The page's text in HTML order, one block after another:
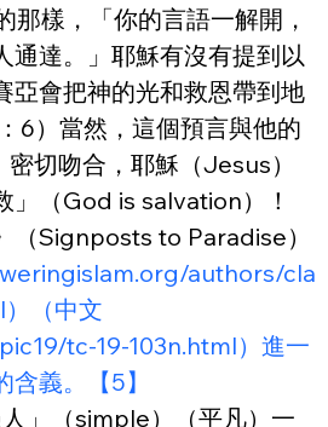
那樣，「你的言語一解開，
通達。」耶穌有沒有提到以
亞會把神的光和救恩帶到地
6）當然，這個預言與他的
切吻合，耶穌（Jesus）
」（God is salvation）！
（Signposts to Paradise）
authors/cla
（中文
tc-19-103n.html）進一
義。【5】
」（simple）（平凡）一